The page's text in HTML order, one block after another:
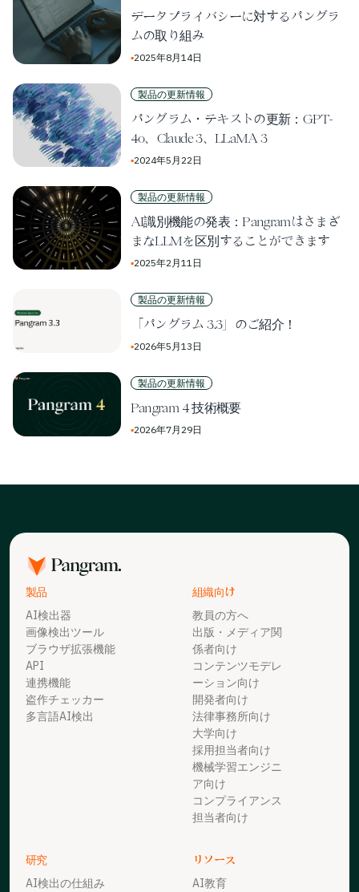
データプライバシーに対するパングラ
ムの取り組み
▪2025年8月14日
製品の更新情報
パングラム・テキストの更新：GPT-
4o、Claude 3、LLaMA 3
▪2024年5月22日
製品の更新情報
AI識別機能の発表：Pangramはさまざ
まなLLMを区別することができます
▪2025年2月11日
製品の更新情報
「パングラム 3.3」のご紹介！
▪2026年5月13日
製品の更新情報
Pangram 4 技術概要
▪2026年7月29日
製品
AI検出器
画像検出ツール
ブラウザ拡張機能
API
連携機能
盗作チェッカー
多言語AI検出
組織向け
教員の方へ
出版・メディア関
係者向け
コンテンツモデレ
ーション向け
開発者向け
法律事務所向け
大学向け
採用担当者向け
機械学習エンジニ
ア向け
コンプライアンス
担当者向け
研究
AI検出の仕組み
リソース
AI教育